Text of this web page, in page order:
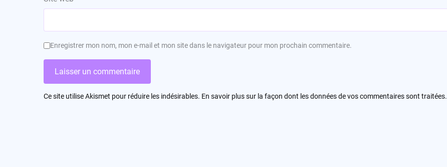
Enregistrer mon nom, mon e-mail et mon site dans le navigateur pour mon prochain commentaire.
Ce site utilise Akismet pour réduire les indésirables. En savoir plus sur la façon dont les données de vos commentaires sont traitées.